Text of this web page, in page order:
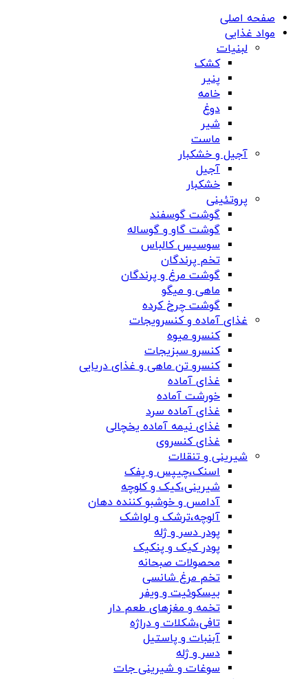
صفحه اصلی
مواد غذایی
لبنیات
کشک
پنیر
خامه
دوغ
شیر
ماست
آجیل و خشکبار
آجیل
خشکبار
پروتئینی
گوشت گوسفند
گوشت گاو و گوساله
سوسیس کالباس
تخم پرندگان
گوشت مرغ و پرندگان
ماهی و میگو
گوشت چرخ کرده
غذای آماده و کنسرویجات
کنسرو میوه
کنسرو سبزیجات
کنسرو تن ماهی و غذای دریایی
غذای آماده
خورشت آماده
غذای آماده سرد
غذای نیمه آماده یخچالی
غذای کنسروی
شیرینی و تنقلات
اسنک،چیپس و پفک
شیرینی،کیک و کلوچه
آدامس و خوشبو کننده دهان
آلوچه،ترشک و لواشک
پودر دسر و ژله
پودر کیک و پنکیک
محصولات صبحانه
تخم مرغ شانسی
بیسکوئیت و ویفر
تخمه و مغزهای طعم دار
تافی،شکلات و دراژه
آبنبات و پاستیل
دسر و ژله
سوغات و شیرینی جات